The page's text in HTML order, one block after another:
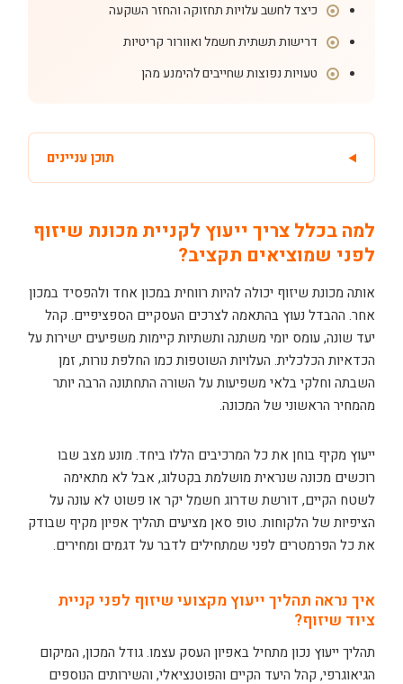
כיצד לחשב עלויות תחזוקה והחזר השקעה
דרישות תשתית חשמל ואוורור קריטיות
טעויות נפוצות שחייבים להימנע מהן
תוכן עניינים
למה בכלל צריך ייעוץ לקניית מכונת שיזוף
לפני שמוציאים תקציב?
אותה מכונת שיזוף יכולה להיות רווחית במכון אחד ולהפסיד במכון
אחר. ההבדל נעוץ בהתאמה לצרכים העסקיים הספציפיים. קהל
יעד שונה, עומס יומי משתנה ותשתיות קיימות משפיעים ישירות על
הכדאיות הכלכלית. העלויות השוטפות כמו החלפת נורות, זמן
השבתה וחלקי בלאי משפיעות על השורה התחתונה הרבה יותר
מהמחיר הראשוני של המכונה.
ייעוץ מקיף בוחן את כל המרכיבים הללו ביחד. מונע מצב שבו
רוכשים מכונה שנראית מושלמת בקטלוג, אבל לא מתאימה
לשטח הקיים, דורשת שדרוג חשמל יקר או פשוט לא עונה על
הציפיות של הלקוחות. טופ סאן מציעים תהליך אפיון מקיף שבודק
את כל הפרמטרים לפני שמתחילים לדבר על דגמים ומחירים.
איך נראה תהליך ייעוץ מקצועי שיזוף לפני קניית
ציוד שיזוף?
תהליך ייעוץ נכון מתחיל באפיון העסק עצמו. גודל המכון, המיקום
הגיאוגרפי, קהל היעד הקיים והפוטנציאלי, והשירותים הנוספים